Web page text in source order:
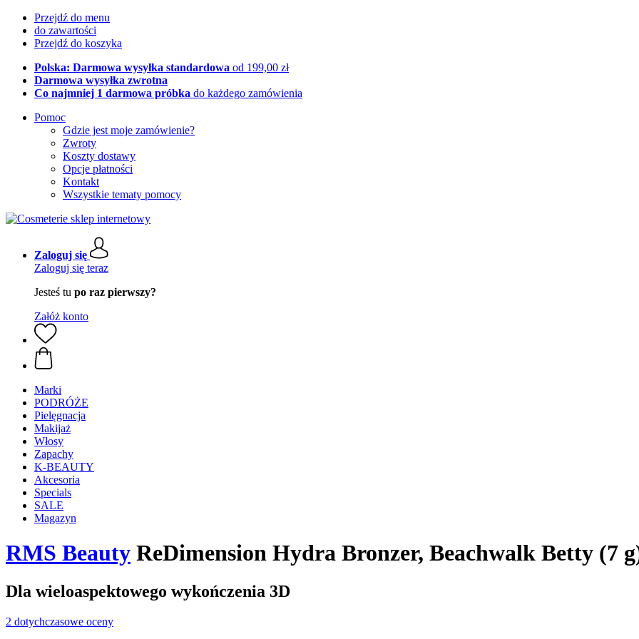
Przejdź do menu
do zawartości
Przejdź do koszyka
Polska: Darmowa wysyłka standardowa od 199,00 zł
Darmowa wysyłka zwrotna
Co najmniej 1 darmowa próbka do każdego zamówienia
Pomoc
Gdzie jest moje zamówienie?
Zwroty
Koszty dostawy
Opcje płatności
Kontakt
Wszystkie tematy pomocy
Zaloguj się
Zaloguj się teraz
Jesteś tu po raz pierwszy?
Załóż konto
Marki
PODRÓŻE
Pielęgnacja
Makijaż
Włosy
Zapachy
K-BEAUTY
Akcesoria
Specials
SALE
Magazyn
RMS Beauty ReDimension Hydra Bronzer, Beachwalk Betty (7
Dla wieloaspektowego wykończenia 3D
2 dotychczasowe oceny